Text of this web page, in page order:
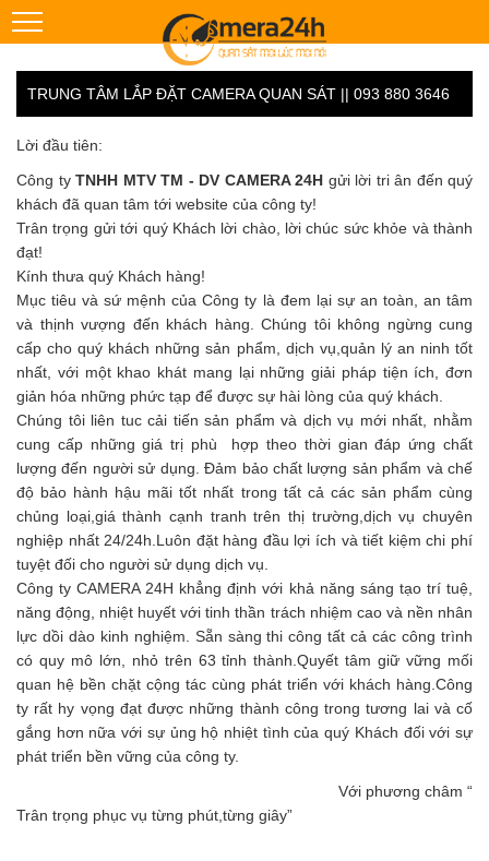
TRUNG TÂM LẮP ĐẶT CAMERA QUAN SÁT || 093 880 3646
Lời đầu tiên:
Công ty TNHH MTV TM - DV CAMERA 24H gửi lời tri ân đến quý
khách đã quan tâm tới website của công ty!
Trân trọng gửi tới quý Khách lời chào, lời chúc sức khỏe và thành
đạt!
Kính thưa quý Khách hàng!
Mục tiêu và sứ mệnh của Công ty là đem lại sự an toàn, an tâm
và thịnh vượng đến khách hàng. Chúng tôi không ngừng cung
cấp cho quý khách những sản phẩm, dịch vụ,quản lý an ninh tốt
nhất, với một khao khát mang lại những giải pháp tiện ích, đơn
giản hóa những phức tạp để được sự hài lòng của quý khách.
Chúng tôi liên tuc cải tiến sản phẩm và dịch vụ mới nhất, nhằm
cung cấp những giá trị phù hợp theo thời gian đáp ứng chất
lượng đến người sử dụng. Đảm bảo chất lượng sản phẩm và chế
độ bảo hành hậu mãi tốt nhất trong tất cả các sản phẩm cùng
chủng loại,giá thành cạnh tranh trên thị trường,dịch vụ chuyên
nghiệp nhất 24/24h.Luôn đặt hàng đầu lợi ích và tiết kiệm chi phí
tuyệt đối cho người sử dụng dịch vụ.
Công ty CAMERA 24H khẳng định với khả năng sáng tạo trí tuệ,
năng động, nhiệt huyết với tinh thần trách nhiệm cao và nền nhân
lực dồi dào kinh nghiệm. Sẵn sàng thi công tất cả các công trình
có quy mô lớn, nhỏ trên 63 tỉnh thành.Quyết tâm giữ vững mối
quan hệ bền chặt cộng tác cùng phát triển với khách hàng.Công
ty rất hy vọng đạt được những thành công trong tương lai và cố
gắng hơn nữa với sự ủng hộ nhiệt tình của quý Khách đối với sự
phát triển bền vững của công ty.
Với phương châm “
Trân trọng phục vụ từng phút,từng giây”